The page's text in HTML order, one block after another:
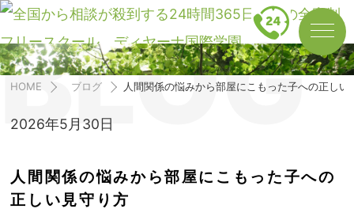
BLOG
HOME ブログ 人間関係の悩みから部屋にこもった子への正しい
2026年5月30日
人間関係の悩みから部屋にこもった子への
正しい見守り方